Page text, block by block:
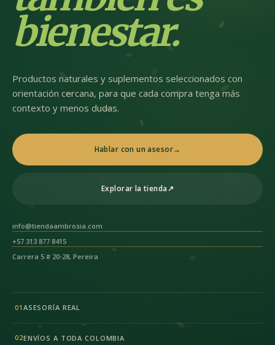
bienestar.
Productos naturales y suplementos seleccionados con
orientación cercana, para que cada compra tenga más
contexto y menos dudas.
Hablar con un asesor→
Explorar la tienda↗
info@tiendaambrosia.com
+57 313 877 8415
Carrera 5 # 20-28, Pereira
01 ASESORÍA REAL
02ENVÍOS A TODA COLOMBIA